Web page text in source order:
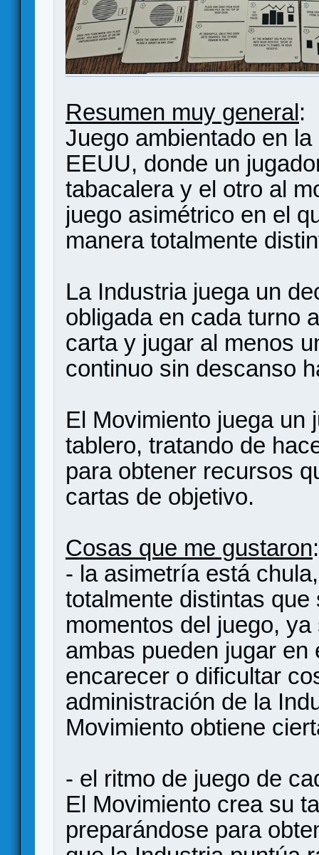
Resumen muy general:
Juego ambientado en
EEUU, donde un
tabacalera y el otro al
juego asimétrico en el
manera totalmente
La Industria juega un
obligada en cada turno
carta y jugar al menos
continuo sin descanso
El Movimiento juega un
tablero, tratando de
para obtener recursos
cartas de objetivo.
Cosas que me gustaron:
- la asimetría está
totalmente distintas
momentos del juego,
ambas pueden jugar en
encarecer o dificultar
administración de la
Movimiento obtiene
- el ritmo de juego de
El Movimiento crea su
preparándose para